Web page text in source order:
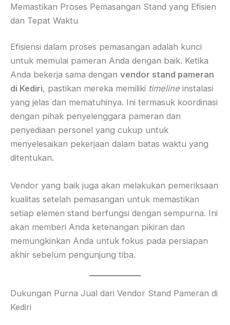
Memastikan Proses Pemasangan Stand yang Efisien
dan Tepat Waktu
Efisiensi dalam proses pemasangan adalah kunci
untuk memulai pameran Anda dengan baik. Ketika
Anda bekerja sama dengan vendor stand pameran
di Kediri, pastikan mereka memiliki timeline instalasi
yang jelas dan mematuhinya. Ini termasuk koordinasi
dengan pihak penyelenggara pameran dan
penyediaan personel yang cukup untuk
menyelesaikan pekerjaan dalam batas waktu yang
ditentukan.
Vendor yang baik juga akan melakukan pemeriksaan
kualitas setelah pemasangan untuk memastikan
setiap elemen stand berfungsi dengan sempurna. Ini
akan memberi Anda ketenangan pikiran dan
memungkinkan Anda untuk fokus pada persiapan
akhir sebelum pengunjung tiba.
Dukungan Purna Jual dari Vendor Stand Pameran di
Kediri